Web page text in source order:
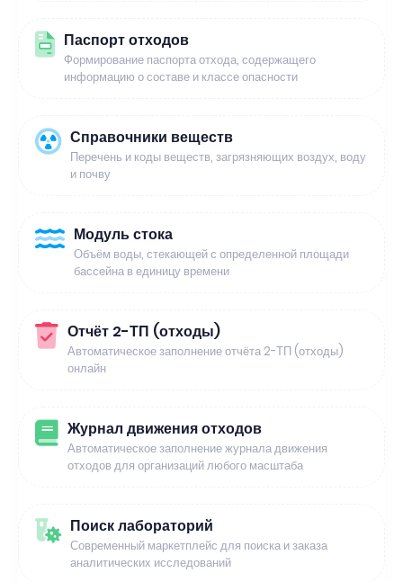
Паспорт отходов
Формирование паспорта отхода, содержащего
информацию о составе и классе опасности
Справочники веществ
Перечень и коды веществ, загрязняющих воздух, воду
и почву
Модуль стока
Объём воды, стекающей с определенной площади
бассейна в единицу времени
Отчёт 2-ТП (отходы)
Автоматическое заполнение отчёта 2-ТП (отходы)
онлайн
Журнал движения отходов
Автоматическое заполнение журнала движения
отходов для организаций любого масштаба
Поиск лабораторий
Современный маркетплейс для поиска и заказа
аналитических исследований